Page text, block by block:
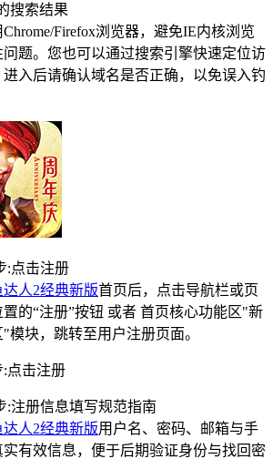
搜索结果
Firefox浏览器，避免IE内核浏览
问题。您也可以通过搜索引擎快速定位访
进入后请确认域名是否正确，以免误入钓
:点击注册
达人2经典新版首页后，点击导航栏或页
置的“注册”按钮 或者 首页核心功能区"新
模块，跳转至用户注册页面。
:注册信息填写规范指南
达人2经典新版用户名、密码、邮箱与手
有效信息，便于后期验证身份与找回密